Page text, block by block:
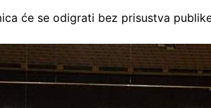
će se odigrati bez prisustva